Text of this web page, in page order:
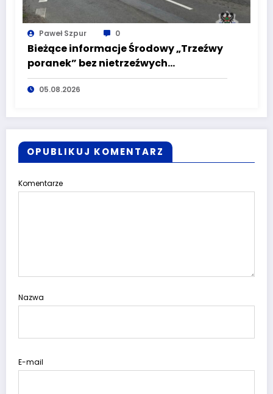
Paweł Szpur 0
Bieżące informacje Środowy „Trzeźwy
poranek” bez nietrzeźwych
kierujących! To cieszy!
05.08.2026
OPUBLIKUJ KOMENTARZ
Komentarze
Nazwa
E-mail